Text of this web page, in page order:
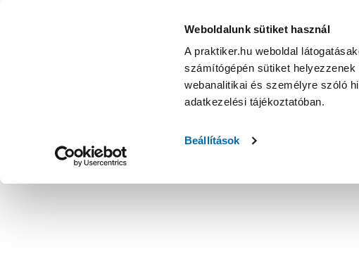
Weboldalunk sütiket használ
A praktiker.hu weboldal
számítógépén sütiket
webanalitikai és személyre szóló
adatkezelési tájékoztatóban.
Beállítások